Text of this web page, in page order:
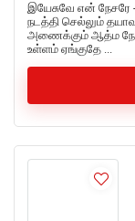
இயேசுவே என் நேசரே
நடத்தி செல்லும்
அணைக்கும் ஆத்ம
உள்ளம் ஏங்குதே ...